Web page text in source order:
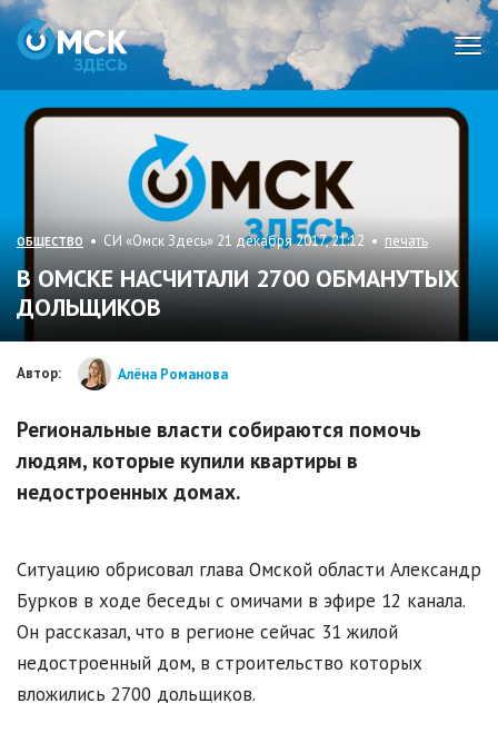
ОБЩЕСТВО • СИ «Омск Здесь» 21 декабря 2017, 21:12 • печать
В ОМСКЕ НАСЧИТАЛИ 2700 ОБМАНУТЫХ
ДОЛЬЩИКОВ
Автор: Алёна Романова
Региональные власти собираются помочь
людям, которые купили квартиры в
недостроенных домах.
Ситуацию обрисовал глава Омской области Александр
Бурков в ходе беседы с омичами в эфире 12 канала.
Он рассказал, что в регионе сейчас 31 жилой
недостроенный дом, в строительство которых
вложились 2700 дольщиков.